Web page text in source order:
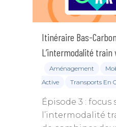
Itinéraire Bas-
L’intermodalité train
Aménagement
Active
Transports En
Épisode 3 : focus
l’intermodalité